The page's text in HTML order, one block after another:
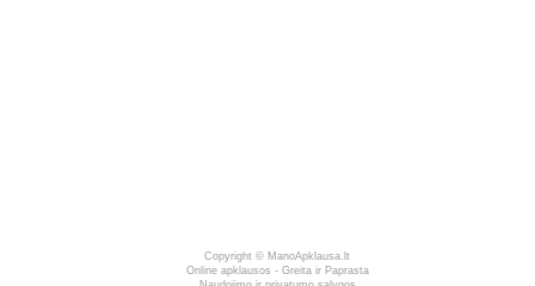
Copyright © ManoApklausa.lt
Online apklausos - Greita ir Paprasta